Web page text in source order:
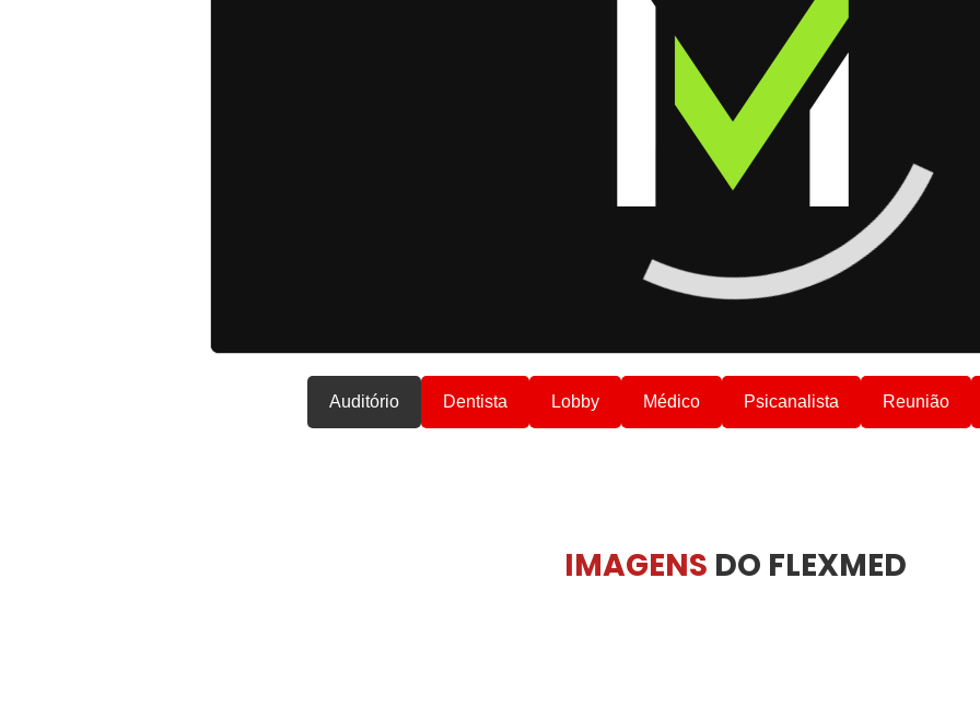
Auditório Dentista Lobby Médico Psicanalista Reunião
IMAGENS DO FLEXMED